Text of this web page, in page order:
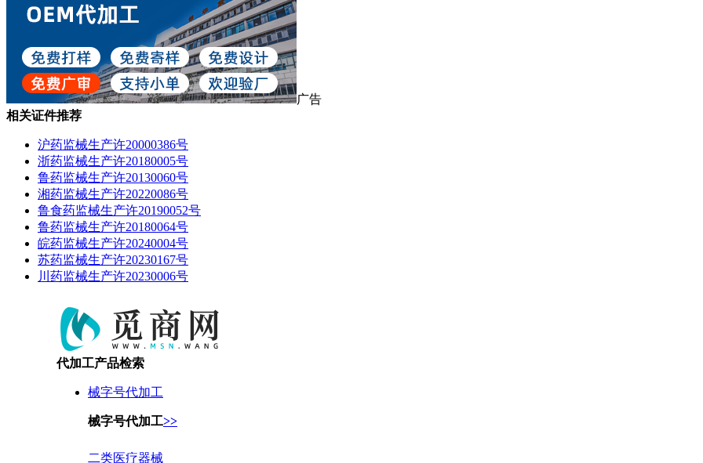
广告
相关证件推荐
沪药监械生产许20000386号
浙药监械生产许20180005号
鲁药监械生产许20130060号
湘药监械生产许20220086号
鲁食药监械生产许20190052号
鲁药监械生产许20180064号
皖药监械生产许20240004号
苏药监械生产许20230167号
川药监械生产许20230006号
代加工产品检索
械字号代加工
械字号代加工>>
二类医疗器械